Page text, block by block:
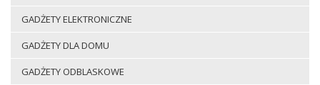
GADŻETY ELEKTRONICZNE
GADŻETY DLA DOMU
GADŻETY ODBLASKOWE